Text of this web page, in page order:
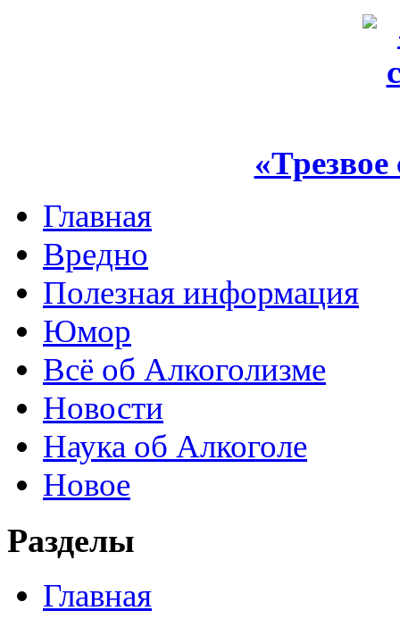
Главная
Вредно
Полезная информация
Юмор
Всё об Алкоголизме
Новости
Наука об Алкоголе
Новое
Разделы
Главная